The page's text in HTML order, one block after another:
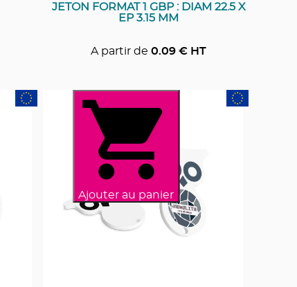
JETON FORMAT 1 GBP : DIAM 22.5 X
EP 3.15 MM
A partir de 0.09 € HT
Ajouter au panier